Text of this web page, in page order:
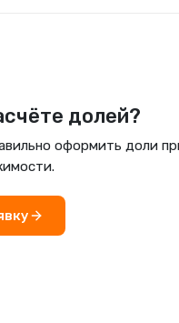
долей?
оформить доли